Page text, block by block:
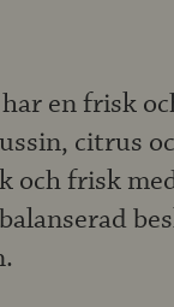
en frisk
citrus
och frisk